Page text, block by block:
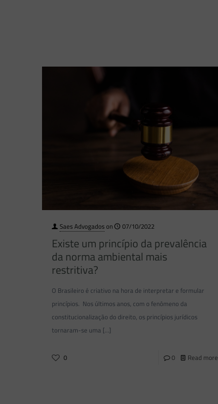
Saes Advogadoson 07/10/2022
Existe um princípio da prevalência
da norma ambiental mais
restritiva?
O Brasileiro é criativo na hora de interpretar e formular
princípios. Nos últimos anos, com o fenômeno da
constitucionalização do direito, os princípios jurídicos
tornaram-se uma […]
0 0 Read more